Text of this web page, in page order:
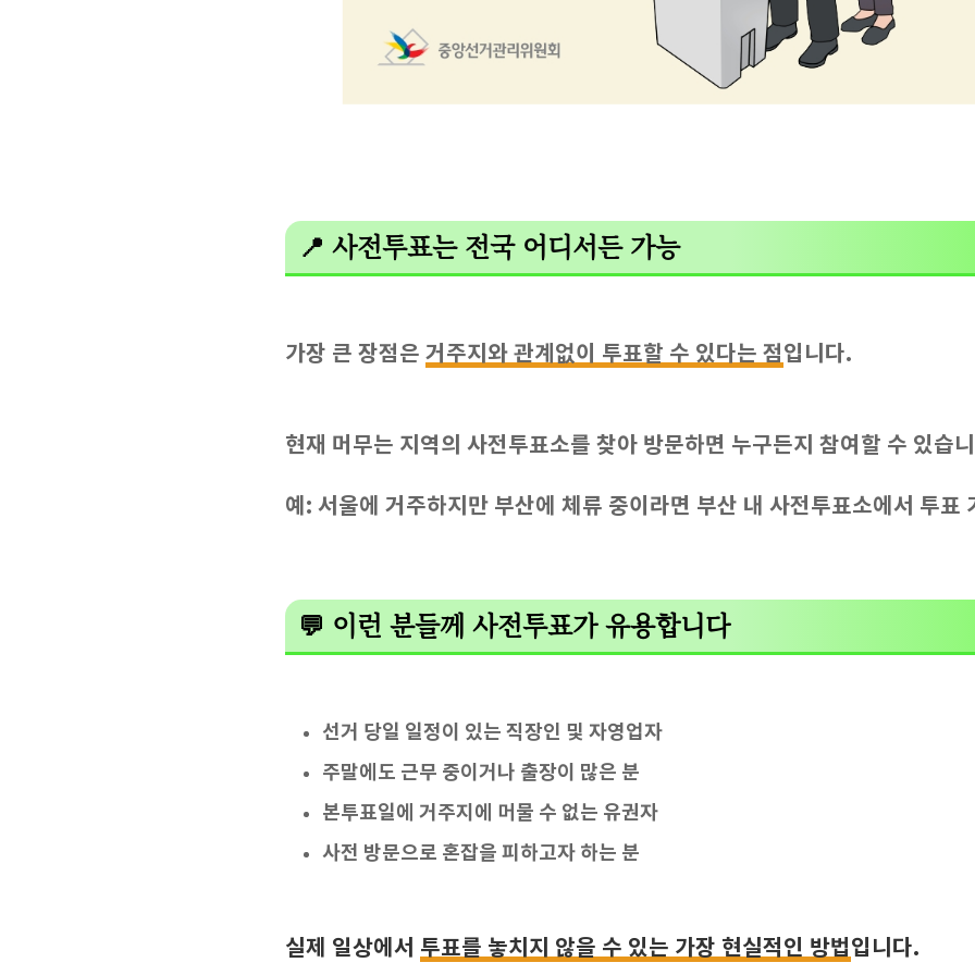
📍 사전투표는 전국 어디서든 가능
가장 큰 장점은 거주지와 관계없이 투표할 수 있다는 점입니다.
현재 머무는 지역의 사전투표소를 찾아 방문하면 누구든지 참여할 수 있습
예: 서울에 거주하지만 부산에 체류 중이라면 부산 내 사전투표소에서 투표
💬 이런 분들께 사전투표가 유용합니다
선거 당일 일정이 있는 직장인 및 자영업자
주말에도 근무 중이거나 출장이 많은 분
본투표일에 거주지에 머물 수 없는 유권자
사전 방문으로 혼잡을 피하고자 하는 분
실제 일상에서 투표를 놓치지 않을 수 있는 가장 현실적인 방법입니다.